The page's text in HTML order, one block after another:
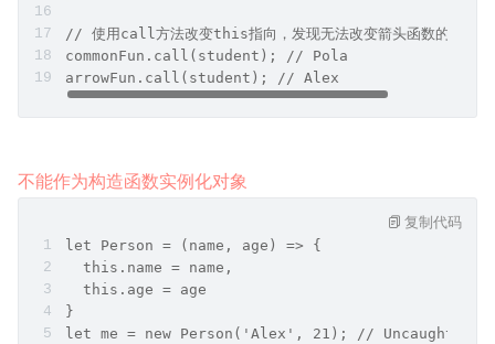
// 使用call方法改变this指向，发现无法改变箭头函数的this
commonFun.call(student); // Pola
arrowFun.call(student); // Alex
不能作为构造函数实例化对象
let Person = (name, age) => {
  this.name = name,
  this.age = age
}
let me = new Person('Alex', 21); // Uncaught
复制代码